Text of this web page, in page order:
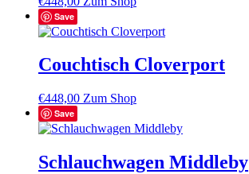
Save
Couchtisch Cloverport
€448,00 Zum Shop
Save
Schlauchwagen Middleby